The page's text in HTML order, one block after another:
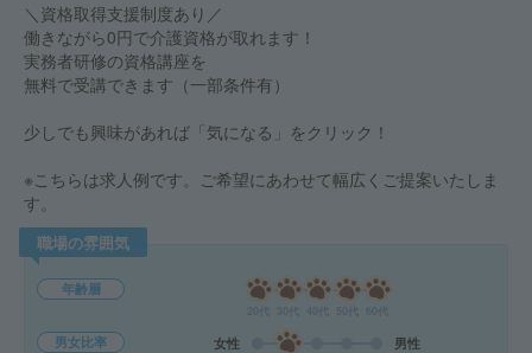
＼資格取得支援制度あり／
働きながら0円で介護資格が取れます！
実務者研修の資格講座を
無料で受講できます（一部条件有）
少しでも興味があれば「気になる」をクリック！
※こちらは求人例です。ご希望にあわせて幅広くご提案いたしま
す。
職場の雰囲気
年齢層
男女比率 女性 男性